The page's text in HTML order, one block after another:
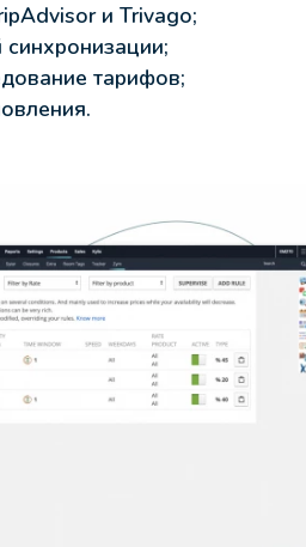
и Trivago;
синхронизации;
тарифов;